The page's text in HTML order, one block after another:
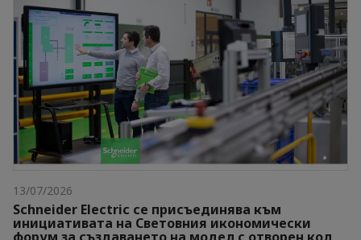
13/07/2026
Schneider Electric се присъединява към
инициативата на Световния икономически